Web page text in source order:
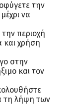
την
να
περιοχή
και χρήση
στην
και τον
τη λήψη των